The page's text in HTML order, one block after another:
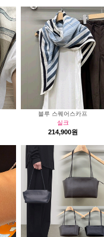
블루 스퀘어스카프
실크
214,900원